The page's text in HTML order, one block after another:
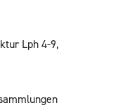
Lph 4-9,